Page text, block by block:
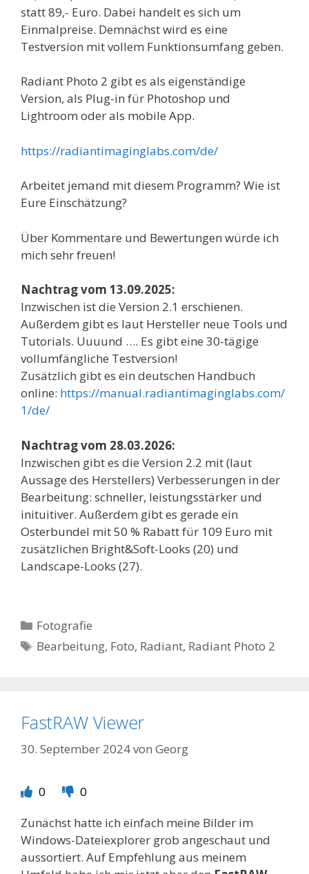
statt 89,- Euro. Dabei handelt es sich um
Einmalpreise. Demnächst wird es eine
Testversion mit vollem Funktionsumfang geben.
Radiant Photo 2 gibt es als eigenständige
Version, als Plug-in für Photoshop und
Lightroom oder als mobile App.
https://radiantimaginglabs.com/de/
Arbeitet jemand mit diesem Programm? Wie ist
Eure Einschätzung?
Über Kommentare und Bewertungen würde ich
mich sehr freuen!
Nachtrag vom 13.09.2025:
Inzwischen ist die Version 2.1 erschienen.
Außerdem gibt es laut Hersteller neue Tools und
Tutorials. Uuuund …. Es gibt eine 30-tägige
vollumfängliche Testversion!
Zusätzlich gibt es ein deutschen Handbuch
online: https://manual.radiantimaginglabs.com/
1/de/
Nachtrag vom 28.03.2026:
Inzwischen gibt es die Version 2.2 mit (laut
Aussage des Herstellers) Verbesserungen in der
Bearbeitung: schneller, leistungsstärker und
inituitiver. Außerdem gibt es gerade ein
Osterbundel mit 50 % Rabatt für 109 Euro mit
zusätzlichen Bright&Soft-Looks (20) und
Landscape-Looks (27).
Kategorien
Fotografie
Schlagwörter
Bearbeitung, Foto, Radiant, Radiant Photo 2
FastRAW Viewer
30. September 2024von Georg
0
0
Zunächst hatte ich einfach meine Bilder im
Windows-Dateiexplorer grob angeschaut und
aussortiert. Auf Empfehlung aus meinem